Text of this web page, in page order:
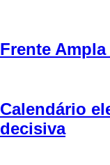
Frente
Calendário
decisiva